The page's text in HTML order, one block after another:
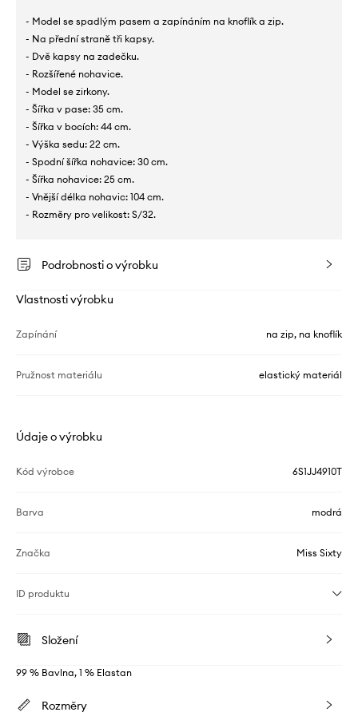
- Model se spadlým pasem a zapínáním na knoflík a zip.
- Na přední straně tři kapsy.
- Dvě kapsy na zadečku.
- Rozšířené nohavice.
- Model se zirkony.
- Šířka v pase: 35 cm.
- Šířka v bocích: 44 cm.
- Výška sedu: 22 cm.
- Spodní šířka nohavice: 30 cm.
- Šířka nohavice: 25 cm.
- Vnější délka nohavic: 104 cm.
- Rozměry pro velikost: S/32.
Podrobnosti o výrobku
Vlastnosti výrobku
Zapínání na zip, na knoflík
Pružnost materiálu elastický materiál
Údaje o výrobku
Kód výrobce 6S1JJ4910T
Barva modrá
Značka Miss Sixty
ID produktu
Složení
99 % Bavlna, 1 % Elastan
Rozměry